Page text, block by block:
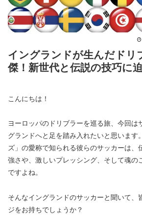
イングランドが生んだドリ
傑！新世代と伝説の技巧に
こんにちは！
ヨーロッパのドリブラーを巡る旅、今回は
グランドへと足を踏み入れたいと思います
ズ」の愛称で知られる彼らのサッカーは、
強さや、激しいプレッシング、そして魂の
ですよね。
そんなイングランドのサッカーと聞いて、
ジをお持ちでしょうか？